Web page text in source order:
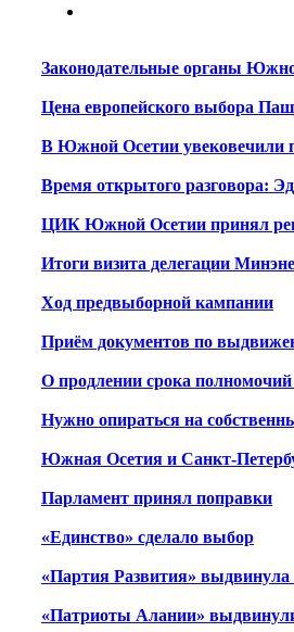
Законодательные органы
Цена европейского выбора
В Южной Осетии увековечили
Время открытого разговора:
ЦИК Южной Осетии принял
Итоги визита делегации
Ход предвыборной кампании
Приём документов по
О продлении срока
Нужно опираться на
Южная Осетия и Санкт-
Парламент принял поправки
«Единство» сделало выбор
«Партия Развития»
«Патриоты Алании»